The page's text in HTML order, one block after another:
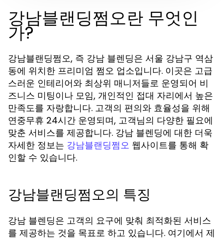
강남블랜딩쩜오란 무엇인
가?
강남블랜딩쩜오, 즉 강남 블렌딩은 서울 강남구 역삼
동에 위치한 프리미엄 쩜오 업소입니다. 이곳은 고급
스러운 인테리어와 최상위 매니저들로 운영되어 비
즈니스 미팅이나 모임, 개인적인 접대 자리에서 높은
만족도를 자랑합니다. 고객의 편의와 효율성을 위해
연중무휴 24시간 운영되며, 고객님의 다양한 필요에
맞춘 서비스를 제공합니다. 강남 블렌딩에 대한 더욱
자세한 정보는 강남블랜딩쩜오 웹사이트를 통해 확
인할 수 있습니다.
강남블랜딩쩜오의 특징
강남 블렌딩은 고객의 요구에 맞춰 최적화된 서비스
를 제공하는 것을 목표로 하고 있습니다. 여기에서 제